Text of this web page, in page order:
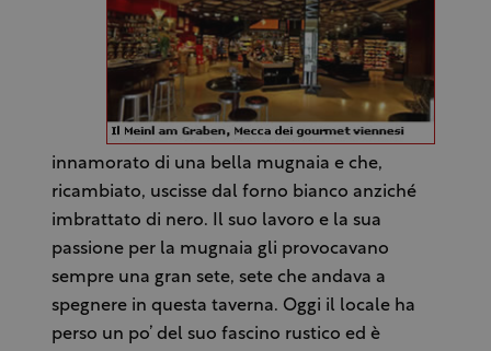
innamorato di una bella mugnaia e che,
ricambiato, uscisse dal forno bianco anziché
imbrattato di nero. Il suo lavoro e la sua
passione per la mugnaia gli provocavano
sempre una gran sete, sete che andava a
spegnere in questa taverna. Oggi il locale ha
perso un po’ del suo fascino rustico ed è